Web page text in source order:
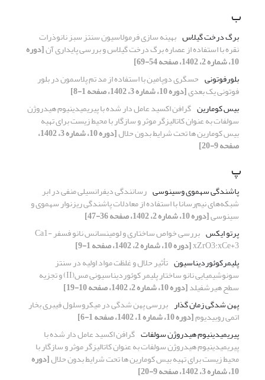
ب
برگ درخت گیلاس بهینه سازی فرمولاسیون سنتز سبز نانوذرات
نقره با استفاده از عصاره برگ درخت گیلاس و بررسی پایداری آن[دوره
10، شماره 2، 1402، صفحه 54-69]
بلورفوتونی حسگری دوپامین با استفاده از مد تم پلاسمون در بلور
فوتونی یک بعدی[دوره 10، شماره 3، 1402، صفحه 1-8]
بیس کومارین گرافن اکسید عامل دار شده با پیریمیدینیوم هیدروژن
سولفات به عنوان کاتالیزگر موثر و سازگار با محیط زیست برای تهیه
بیس کومارین ها تحت شرایط بدون حلال [دوره 10، شماره 3، 1402،
صفحه 9-20]
پ
پاشندگی سهموی وسینوسی رسانندگی دیفرانسیلی منفی در ابر
شبکه‌های نیم‌رسانا با استفاده از معادلات پاشندگی ریزنوار سهموی و
سینوسی[دوره 10، شماره 2، 1402، صفحه 36-47]
پرتو ایکس
بررسی خواص ساختاری و لومینسانس نانو فسفر Ca1-
xZrO3:xCe+3[دوره 10، شماره 2، 1402، صفحه 1-9]
پلیمرکوئوردیناسیون تأثیر حلال و غلظت مواد اولیه در سنتز
سونوشیمیایی نانو ساختار پلیمر کوئوردیناسیونی مس(II) و تجزیه
سطح هیرشفیلد[دوره 10، شماره 2، 1402، صفحه 10-19]
پهن شدگی زمان گذار بررسی پهن شدگی در میکروسلول فیبری بخار
اتمی روبیدیوم[دوره 10، شماره 1، 1402، صفحه 1-6]
پیریمیدینیوم هیدروژن سولفات گرافن اکسید عامل دار شده با
پیریمیدینیوم هیدروژن سولفات به عنوان کاتالیزگر موثر و سازگار با
محیط زیست برای تهیه بیس کومارین ها تحت شرایط بدون حلال[دوره
10، شماره 3، 1402، صفحه 9-20]